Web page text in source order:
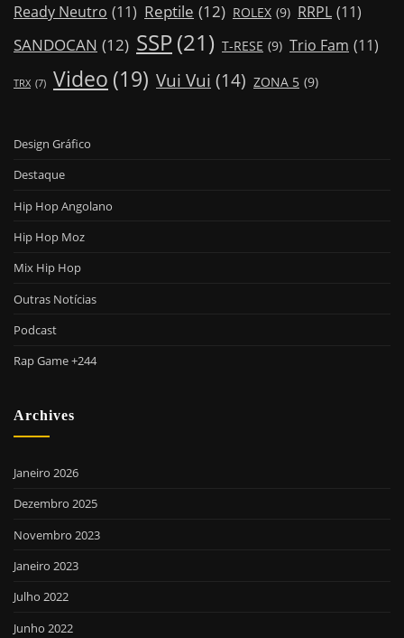
Ready Neutro (11) Reptile (12) ROLEX (9) RRPL (11)
SANDOCAN (12) SSP(21) T-RESE (9) Trio Fam (11)
TRX (7) Video (19) Vui Vui (14) ZONA 5 (9)
Design Gráfico
Destaque
Hip Hop Angolano
Hip Hop Moz
Mix Hip Hop
Outras Notícias
Podcast
Rap Game +244
Archives
Janeiro 2026
Dezembro 2025
Novembro 2023
Janeiro 2023
Julho 2022
Junho 2022